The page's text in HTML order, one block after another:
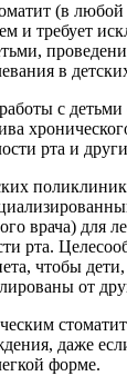
(в любой
и требует
в
с
рта и
врача) для
рта.
чтобы
от
даже
форме.